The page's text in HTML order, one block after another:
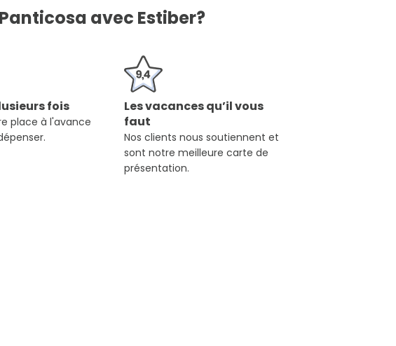
avec Estiber?
fois
place à l'avance
Les vacances qu’il vous
faut
Nos clients nous soutiennent et
sont notre meilleure carte de
présentation.